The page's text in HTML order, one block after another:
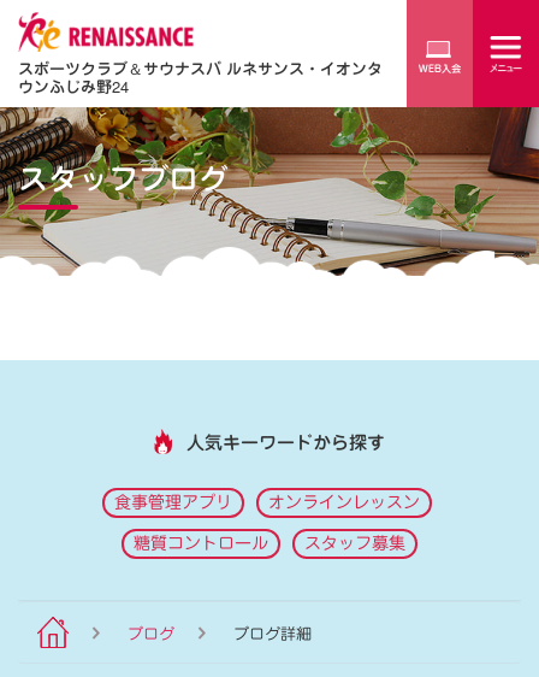
スポーツクラブ＆サウナスパ ルネサンス・イオンタ
ウンふじみ野24
スタッフブログ
人気キーワードから探す
食事管理アプリ オンラインレッスン
糖質コントロール スタッフ募集
ブログ ブログ詳細